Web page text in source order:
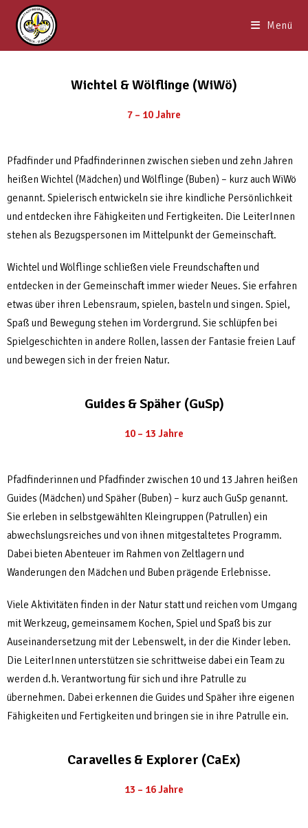
Menü
Wichtel & Wölflinge (WiWö)
7 – 10 Jahre
Pfadfinder und Pfadfinderinnen zwischen sieben und zehn Jahren
heißen Wichtel (Mädchen) und Wölflinge (Buben) – kurz auch WiWö
genannt. Spielerisch entwickeln sie ihre kindliche Persönlichkeit
und entdecken ihre Fähigkeiten und Fertigkeiten. Die LeiterInnen
stehen als Bezugspersonen im Mittelpunkt der Gemeinschaft.
Wichtel und Wölflinge schließen viele Freundschaften und
entdecken in der Gemeinschaft immer wieder Neues. Sie erfahren
etwas über ihren Lebensraum, spielen, basteln und singen. Spiel,
Spaß und Bewegung stehen im Vordergrund. Sie schlüpfen bei
Spielgeschichten in andere Rollen, lassen der Fantasie freien Lauf
und bewegen sich in der freien Natur.
Guides & Späher (GuSp)
10 – 13 Jahre
Pfadfinderinnen und Pfadfinder zwischen 10 und 13 Jahren heißen
Guides (Mädchen) und Späher (Buben) – kurz auch GuSp genannt.
Sie erleben in selbstgewählten Kleingruppen (Patrullen) ein
abwechslungsreiches und von ihnen mitgestaltetes Programm.
Dabei bieten Abenteuer im Rahmen von Zeltlagern und
Wanderungen den Mädchen und Buben prägende Erlebnisse.
Viele Aktivitäten finden in der Natur statt und reichen vom Umgang
mit Werkzeug, gemeinsamem Kochen, Spiel und Spaß bis zur
Auseinandersetzung mit der Lebenswelt, in der die Kinder leben.
Die LeiterInnen unterstützen sie schrittweise dabei ein Team zu
werden d.h. Verantwortung für sich und ihre Patrulle zu
übernehmen. Dabei erkennen die Guides und Späher ihre eigenen
Fähigkeiten und Fertigkeiten und bringen sie in ihre Patrulle ein.
Caravelles & Explorer (CaEx)
13 – 16 Jahre